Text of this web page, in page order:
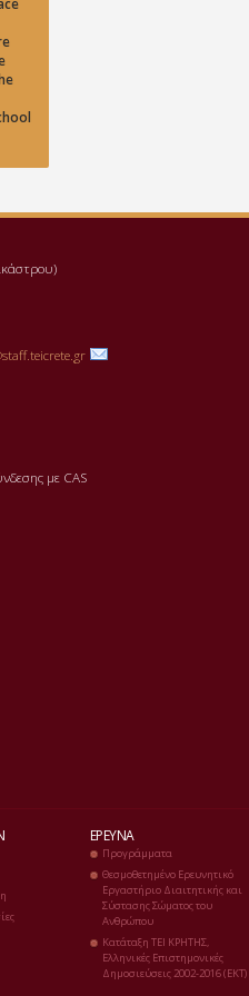
με CAS
ΈΡΕΥΝΑ
Προγράμματα
Θεσμοθετημένο Ερευνητικό
Εργαστήριο Διαιτητικής και
Σύστασης Σώματος του
Ανθρώπου
Κατάταξη ΤΕΙ ΚΡΗΤΗΣ,
Ελληνικές Επιστημονικές
Δημοσιεύσεις 2002-2016 (ΕΚΤ)